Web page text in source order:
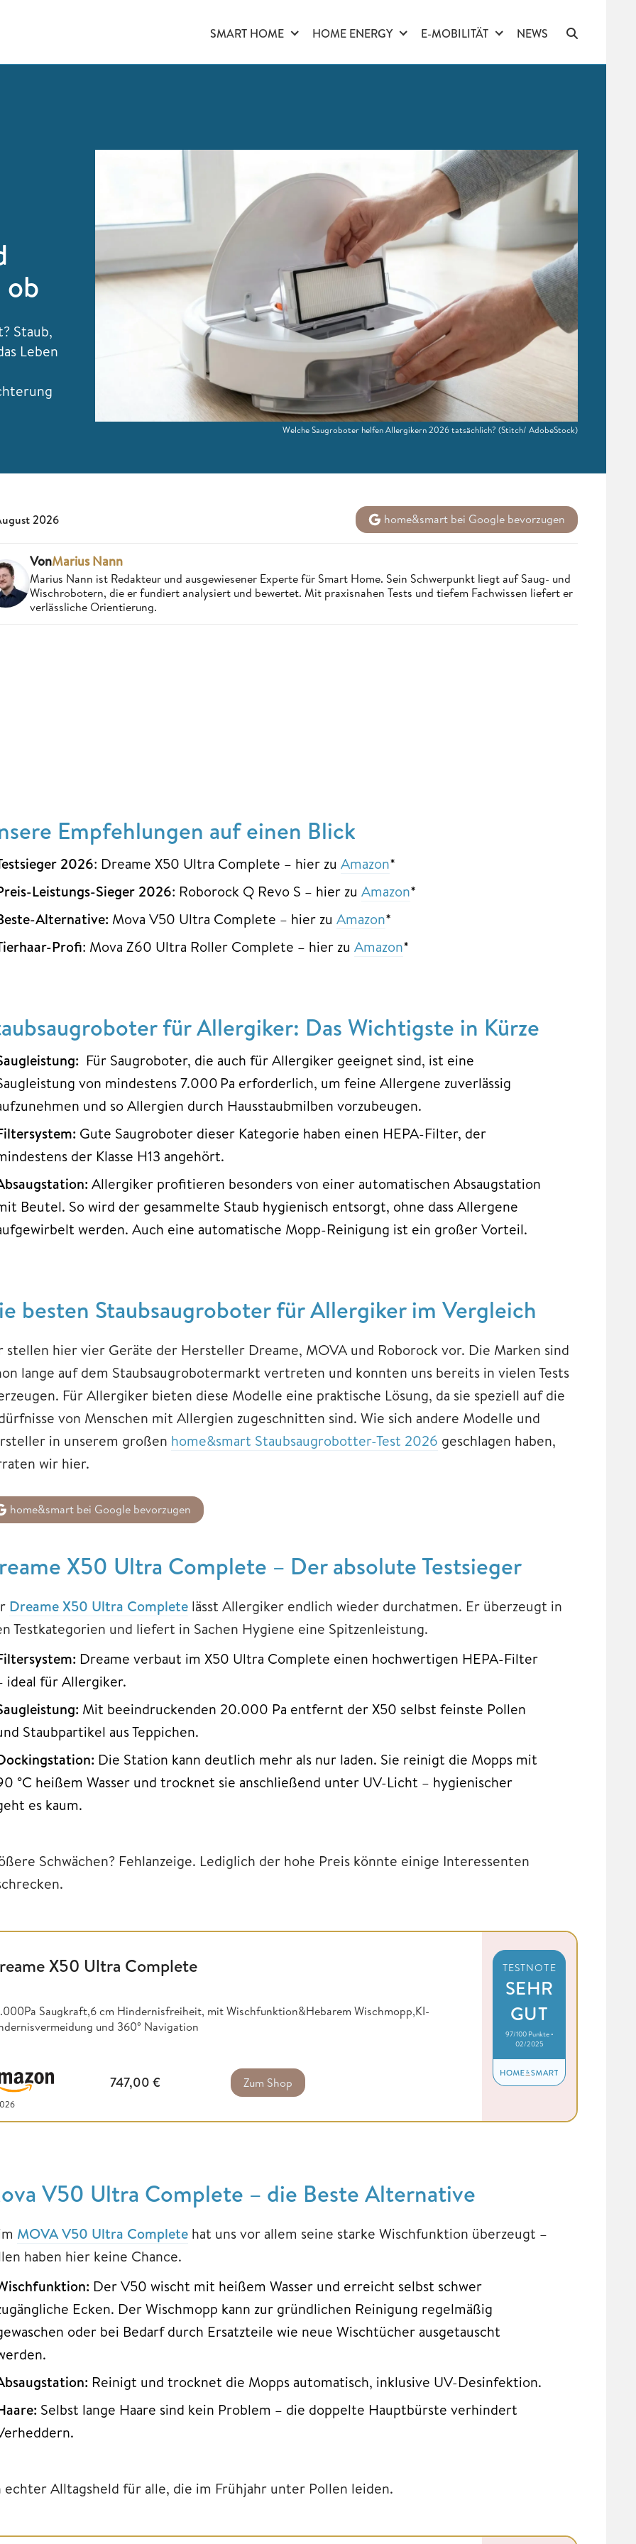
SMART HOME HOME ENERGY E-MOBILITÄT NEWS
Staub,
Leben
Welche Saugroboter helfen Allergikern 2026 tatsächlich? (Stitch/ AdobeStock)
2026 home&smart bei Google bevorzugen
VonMarius Nann
Marius Nann ist Redakteur und ausgewiesener Experte für Smart Home. Sein Schwerpunkt liegt auf Saug- und
Wischrobotern, die er fundiert analysiert und bewertet. Mit praxisnahen Tests und tiefem Fachwissen liefert er
verlässliche Orientierung.
Empfehlungen auf einen Blick
2026: Dreame X50 Ultra Complete – hier zu Amazon*
Leistungs-Sieger 2026: Roborock Q Revo S – hier zu Amazon*
Alternative: Mova V50 Ultra Complete – hier zu Amazon*
Profi: Mova Z60 Ultra Roller Complete – hier zu Amazon*
für Allergiker: Das Wichtigste in Kürze
Für Saugroboter, die auch für Allergiker geeignet sind, ist eine
von mindestens 7.000 Pa erforderlich, um feine Allergene zuverlässig
und so Allergien durch Hausstaubmilben vorzubeugen.
Gute Saugroboter dieser Kategorie haben einen HEPA-Filter, der
der Klasse H13 angehört.
Allergiker profitieren besonders von einer automatischen Absaugstation
Beutel. So wird der gesammelte Staub hygienisch entsorgt, ohne dass Allergene
werden. Auch eine automatische Mopp-Reinigung ist ein großer Vorteil.
besten Staubsaugroboter für Allergiker im Vergleich
stellen hier vier Geräte der Hersteller Dreame, MOVA und Roborock vor. Die Marken sind
lange auf dem Staubsaugrobotermarkt vertreten und konnten uns bereits in vielen Tests
Für Allergiker bieten diese Modelle eine praktische Lösung, da sie speziell auf die
von Menschen mit Allergien zugeschnitten sind. Wie sich andere Modelle und
in unserem großen home&smart Staubsaugrobotter-Test 2026 geschlagen haben,
wir hier.
home&smart bei Google bevorzugen
X50 Ultra Complete – Der absolute Testsieger
Dreame X50 Ultra Complete lässt Allergiker endlich wieder durchatmen. Er überzeugt in
Testkategorien und liefert in Sachen Hygiene eine Spitzenleistung.
Dreame verbaut im X50 Ultra Complete einen hochwertigen HEPA-Filter
ideal für Allergiker.
Mit beeindruckenden 20.000 Pa entfernt der X50 selbst feinste Pollen
Staubpartikel aus Teppichen.
Die Station kann deutlich mehr als nur laden. Sie reinigt die Mopps mit
°C heißem Wasser und trocknet sie anschließend unter UV-Licht – hygienischer
es kaum.
Schwächen? Fehlanzeige. Lediglich der hohe Preis könnte einige Interessenten
X50 Ultra Complete
Saugkraft,6 cm Hindernisfreiheit, mit Wischfunktion&Hebarem Wischmopp,KI-
und 360° Navigation
747,00 € Zum Shop
TESTNOTE
SEHR
GUT
97/100 Punkte •
02/2025
V50 Ultra Complete – die Beste Alternative
MOVA V50 Ultra Complete hat uns vor allem seine starke Wischfunktion überzeugt –
haben hier keine Chance.
Der V50 wischt mit heißem Wasser und erreicht selbst schwer
Ecken. Der Wischmopp kann zur gründlichen Reinigung regelmäßig
oder bei Bedarf durch Ersatzteile wie neue Wischtücher ausgetauscht
Reinigt und trocknet die Mopps automatisch, inklusive UV-Desinfektion.
Selbst lange Haare sind kein Problem – die doppelte Hauptbürste verhindert
echter Alltagsheld für alle, die im Frühjahr unter Pollen leiden.